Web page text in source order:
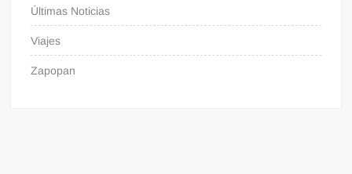
Últimas Noticias
Viajes
Zapopan